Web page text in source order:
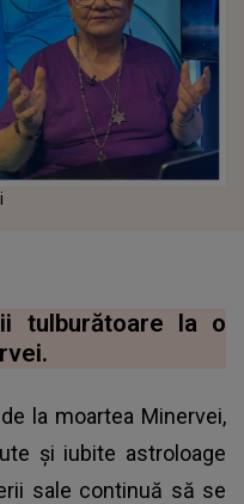
tulburătoare la o
la moartea Minervei,
și iubite astroloage
sale continuă să se